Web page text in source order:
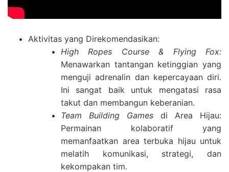
Aktivitas yang Direkomendasikan:
High Ropes Course & Flying Fox:
Menawarkan tantangan ketinggian yang
menguji adrenalin dan kepercayaan diri.
Ini sangat baik untuk mengatasi rasa
takut dan membangun keberanian.
Team Building Games di Area Hijau:
Permainan kolaboratif yang
memanfaatkan area terbuka hijau untuk
melatih komunikasi, strategi, dan
kekompakan tim.